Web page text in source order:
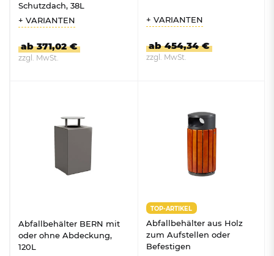
Schutzdach, 38L
+ VARIANTEN
ab 371,02 €
zzgl. MwSt.
+ VARIANTEN
ab 454,34 €
zzgl. MwSt.
Abfallbehälter BERN mit
oder ohne Abdeckung,
120L
TOP-ARTIKEL
Abfallbehälter aus Holz
zum Aufstellen oder
Befestigen